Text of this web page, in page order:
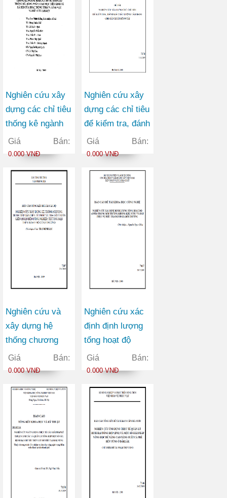
Nghiên cứu xây
dựng các chỉ tiêu
thống kê ngành
KHCN, chế độ
báo cáo tống kê,
mục tiêu kinh tế
động nghiên cứu
KHCN, lĩnh vực
Giá Bán:
0.000 VNĐ
Nghiên cứu xây
dựng các chỉ tiêu
để kiểm tra, đánh
giá chất lượng
tấm băng cho
Giá Bán:
0.000 VNĐ
Nghiên cứu và
xây dựng hệ
thống chương
trình tiếp dân
điện tử phục vụ
quan đến công
mại trên Website
của Bộ Công
Giá Bán:
0.000 VNĐ
Nghiên cứu xác
định định lượng
tổng hoạt độ
anpha trong môi
trường không
phục vụ điều tra
trường
Giá Bán:
0.000 VNĐ